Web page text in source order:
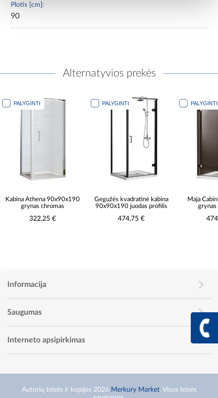
Plotis [cm]:
90
Alternatyvios prekės
PALYGINTI
Kabina Athena 90x90x190
grynas chromas
322,25 €
PALYGINTI
Gegužės kvadratinė kabina
90x90x190 juodas profilis
474,75 €
PALYGINTI
Maja
grynas
Informacija
Saugumas
Interneto apsipirkimas
Autorių teisės ir kopijos 2026 Merkury Market. Visos teisės
+370 617
Info linija I - V 9:00 -